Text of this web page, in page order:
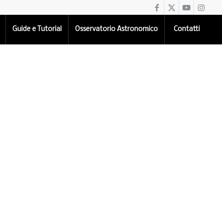
Guide e Tutorial Osservatorio Astronomico Contatti